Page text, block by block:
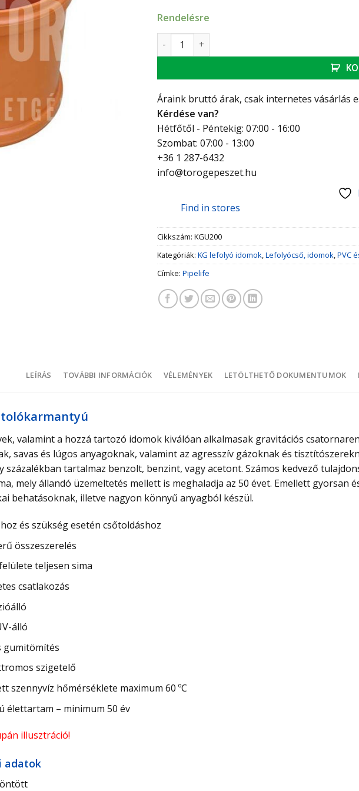
Rendelésre
KG Áttolókarmantyú 200mm KGU mennyiség
Áraink bruttó árak, csak internetes vásárlás
Kérdése van?
Hétfőtől - Péntekig: 07:00 - 16:00
Szombat: 07:00 - 13:00
+36 1 287-6432
info@torogepeszet.hu
Find in stores
Cikkszám: KGU200
Kategóriák: KG lefolyó idomok Lefolyócső, idomok PVC
Címke: Pipelife
LEÍRÁS TOVÁBBI INFORMÁCIÓK VÉLEMÉNYEK LETÖLTHETŐ DOKUMENTUMOK
valamint a hozzá tartozó idomok kiválóan alkalmasak gravitációs
savas és lúgos anyagoknak, valamint az agresszív gázoknak és
százalékban tartalmaz benzolt, benzint, vagy acetont. Számos kedvező
mely állandó üzemeltetés mellett is meghaladja az 50 évet. Emellett gyorsan
behatásoknak, illetve nagyon könnyű anyagból készül.
és szükség esetén csőtoldáshoz
összeszerelés
teljesen sima
csatlakozás
álló
gumitömítés
szigetelő
szennyvíz hőmérséklete maximum 60 ºC
élettartam – minimum 50 év
illusztráció!
adatok